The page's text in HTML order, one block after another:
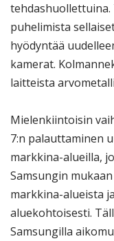
puhelimista
hyödyntää
kamerat.
laitteista
Mielenkiintoisin
7:n palauttaminen
markkina-alueilla,
Samsungin
markkina-alueista
aluekohtoisesti.
Samsungilla